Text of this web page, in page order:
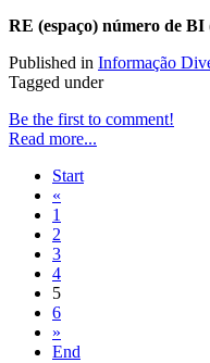
RE (espaço) número de
Published in Informação
Tagged under
Be the first to comment!
Read more...
Start
«
1
2
3
4
5
6
»
End